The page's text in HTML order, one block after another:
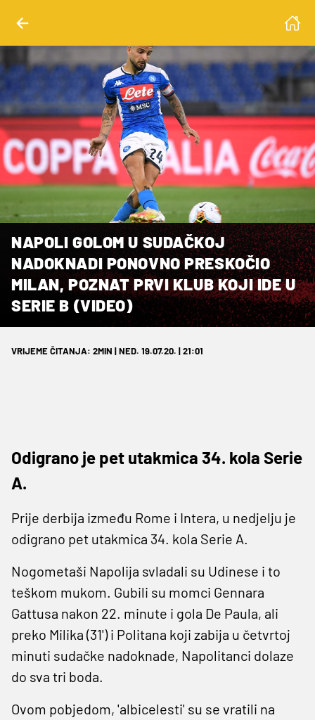
NAPOLI GOLOM U SUDAČKOJ
NADOKNADI PONOVNO PRESKOČIO
MILAN, POZNAT PRVI KLUB KOJI IDE U
SERIE B (VIDEO)
VRIJEME ČITANJA: 2MIN | NED. 19.07.20. | 21:01
Odigrano je pet utakmica 34. kola Serie
A.
Prije derbija između Rome i Intera, u nedjelju je
odigrano pet utakmica 34. kola Serie A.
Nogometaši Napolija svladali su Udinese i to
teškom mukom. Gubili su momci Gennara
Gattusa nakon 22. minute i gola De Paula, ali
preko Milika (31') i Politana koji zabija u četvrtoj
minuti sudačke nadoknade, Napolitanci dolaze
do sva tri boda.
Ovom pobjedom, 'albicelesti' su se vratili na